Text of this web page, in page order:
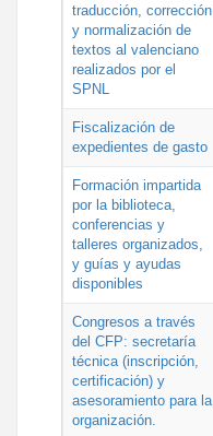
traducción, corrección
y normalización de
textos al valenciano
realizados por el
SPNL
Fiscalización de
expedientes de gasto
Formación impartida
por la biblioteca,
conferencias y
talleres organizados,
y guías y ayudas
disponibles
Congresos a través
del CFP: secretaría
técnica (inscripción,
certificación) y
asesoramiento para la
organización.